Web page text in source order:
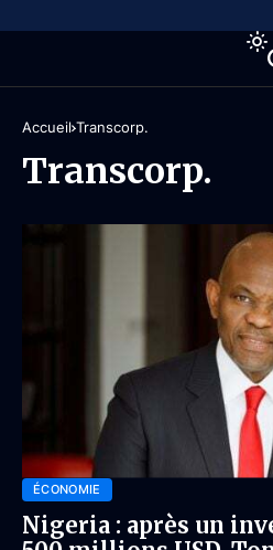
Accueil Transcorp.
Transcorp.
ÉCONOMIE
Nigeria : après un